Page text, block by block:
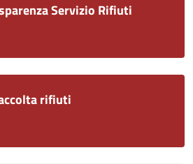
Servizio Rifiuti
rifiuti